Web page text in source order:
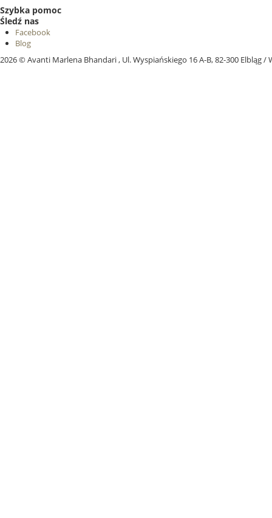
Szybka pomoc
Śledź nas
Facebook
Blog
2026 ©Avanti Marlena Bhandari , Ul. Wyspiańskiego 16 A-B, 82-300 Elbląg/